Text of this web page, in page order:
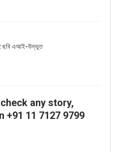
ছবি এআই-উদ্ভূত
any story,
+91 11 7127 9799